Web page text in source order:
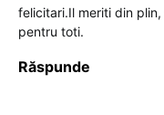
felicitari.Il meriti din
pentru toti.
Răspunde